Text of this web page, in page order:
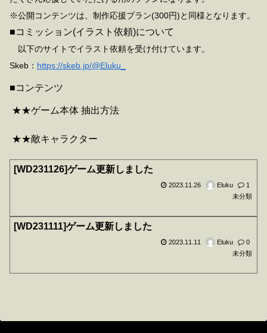
※公開コンテンツは、制作応援プラン(300円)と同様となります。
■コミッション(イラスト依頼)について
以下のサイトでイラスト依頼を受け付けています。
Skeb： https://skeb.jp/@Eluku_
■コンテンツ
★★ゲーム本体 抽出方法
★★敵キャラクター
[WD231126]ゲーム更新しました
2023.11.26 Eluku
1
未分類
[WD231111]ゲーム更新しました
2023.11.11 Eluku
0
未分類